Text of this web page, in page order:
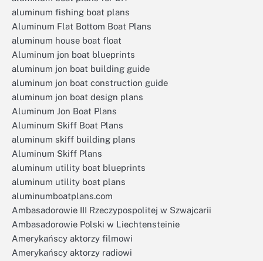
aluminum fishing boat plans
Aluminum Flat Bottom Boat Plans
aluminum house boat float
Aluminum jon boat blueprints
aluminum jon boat building guide
aluminum jon boat construction guide
aluminum jon boat design plans
Aluminum Jon Boat Plans
Aluminum Skiff Boat Plans
aluminum skiff building plans
Aluminum Skiff Plans
aluminum utility boat blueprints
aluminum utility boat plans
aluminumboatplans.com
Ambasadorowie III Rzeczypospolitej w Szwajcarii
Ambasadorowie Polski w Liechtensteinie
Amerykańscy aktorzy filmowi
Amerykańscy aktorzy radiowi